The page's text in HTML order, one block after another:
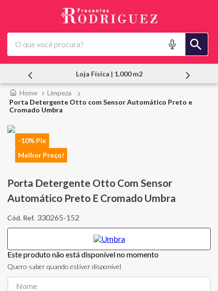
O que você procura?
Loja Física | 1.000 m2
Limpeza
Porta Detergente Otto com Sensor Automático Preto e
Cromado Umbra
-10% Pix
Melhor Preço!
Porta Detergente Otto Com Sensor
Automático Preto E Cromado Umbra
330265-152
Este produto não está disponível no momento
Quero saber quando estiver disponível